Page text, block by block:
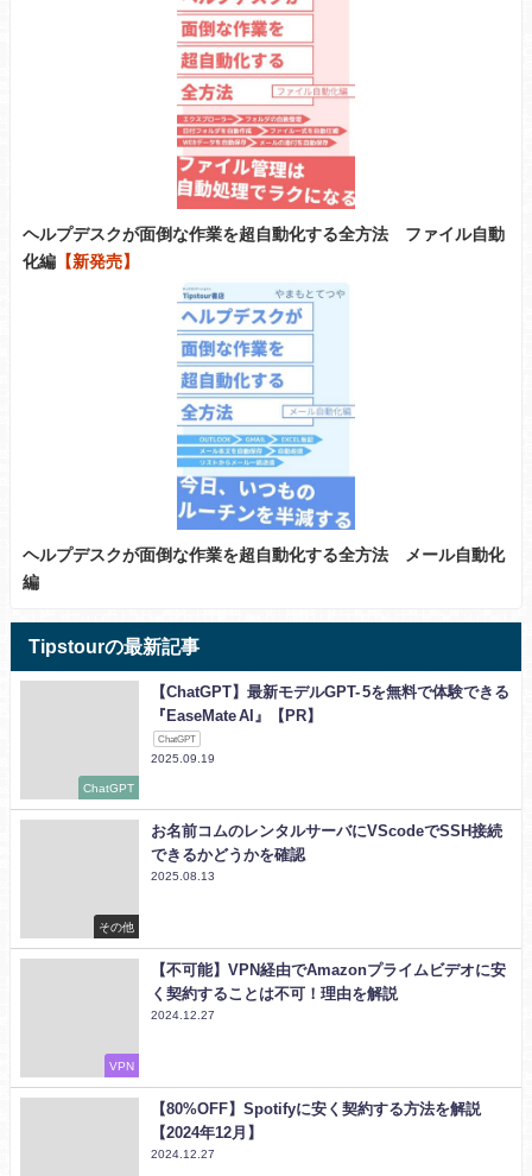
ヘルプデスクが面倒な作業を超自動化する全方法 ファイル自動
化編 【新発売】
ヘルプデスクが面倒な作業を超自動化する全方法 メール自動化
編
Tipstourの最新記事
ChatGPT
【ChatGPT】最新モデルGPT- 5を無料で体験できる
『EaseMate AI』【PR】
ChatGPT
2025.09.19
その他
お名前コムのレンタルサーバにVScodeでSSH接続
できるかどうかを確認
2025.08.13
VPN
【不可能】VPN経由でAmazonプライムビデオに安
く契約することは不可！理由を解説
2024.12.27
【80%OFF】Spotifyに安く契約する方法を解説
【2024年12月】
2024.12.27